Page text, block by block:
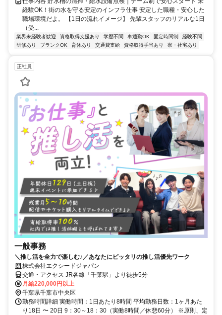
経験OK！街の水を守る安定のインフラ仕事 安定した職種・安心した
職場環境だよ。 【1日の流れイメージ】 先輩スタッフのリアルな1日
（受...
業界未経験者歓迎 資格取得支援あり 学歴不問 車通勤OK 固定時間制
経験不問
研修あり
ブランクOK 育休あり 交通費支給 資格取得手当あり 寮・社宅あり
正社員
一般事務
＼推し活を全力で楽しむ♪／あなたにピッタリの推し活優先ワーク
株式会社エクシードジャパン
交通・アクセス JR各線「千葉駅」より徒歩5分
月給220,000円以上
千葉県千葉市中央区
勤務時間詳細 実働時間：1日あたり8時間 平均勤務日数：1ヶ月あた
り18日 〜 20日 9：30～18：30（実働8時間／休憩60分） ※原則、定